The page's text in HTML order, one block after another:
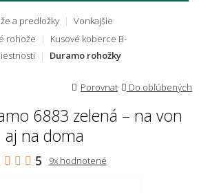
a predložky
Vonkajšie
rohože
Kusové koberce B-
Duramo rohožky
Porovnat Do obľúbených
6883 zelená – na von
aj na doma
5 9x hodnotené